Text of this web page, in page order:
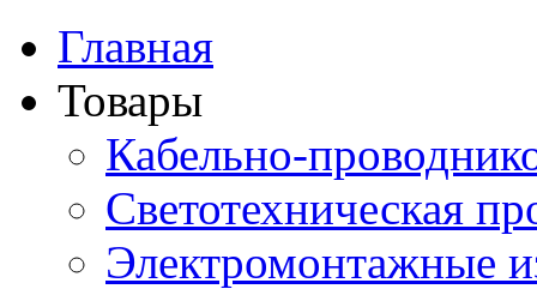
Главная
Товары
Кабельно-
Светотехническая
Электромонтажные